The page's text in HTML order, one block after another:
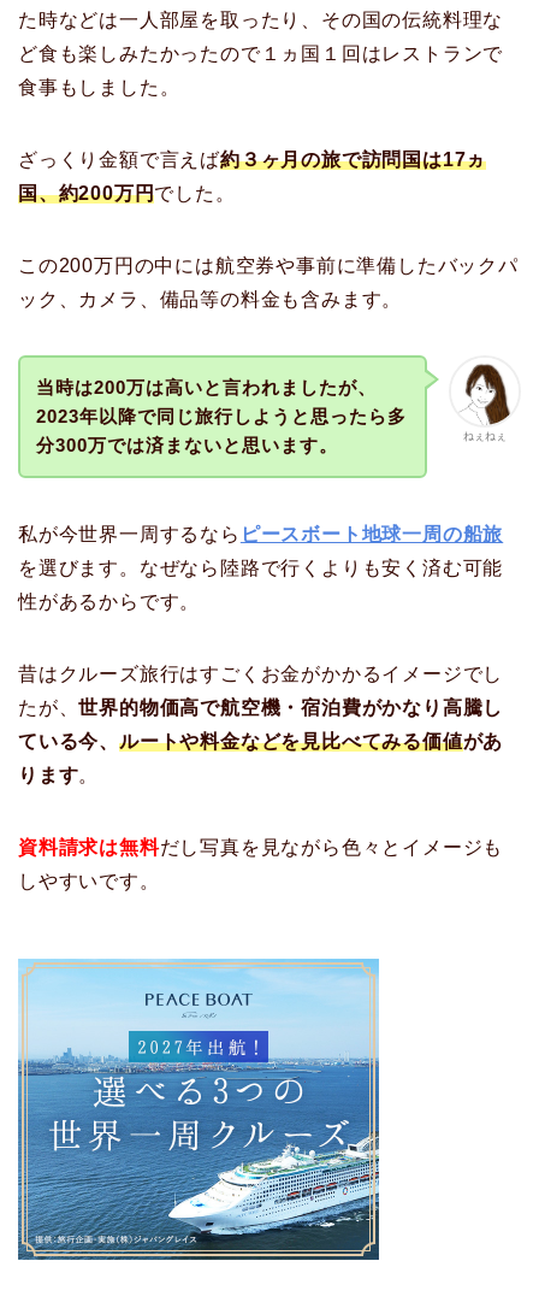
た時などは一人部屋を取ったり、その国の伝統料理な
ど食も楽しみたかったので１ヵ国１回はレストランで
食事もしました。
ざっくり金額で言えば約３ヶ月の旅で訪問国は17ヵ
国、約200万円でした。
この200万円の中には航空券や事前に準備したバックパ
ック、カメラ、備品等の料金も含みます。
ねぇねぇ
当時は200万は高いと言われましたが、
2023年以降で同じ旅行しようと思ったら多
分300万では済まないと思います。
私が今世界一周するなら ピースボート地球一周の船旅
を選びます。なぜなら陸路で行くよりも安く済む可能
性があるからです。
昔はクルーズ旅行はすごくお金がかかるイメージでし
たが、世界的物価高で航空機・宿泊費がかなり高騰し
ている今、 ルートや料金などを見比べてみる価値があ
ります。
資料請求は無料だし写真を見ながら色々とイメージも
しやすいです。